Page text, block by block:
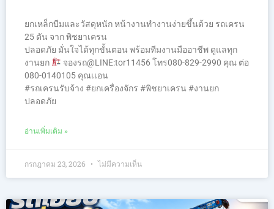
ยกเหล็กบีมและวัสดุหนัก หน้างานทำงานง่ายขึ้นด้วย รถเครน
25 ตัน จาก พิชยาเครน
ปลอดภัย มั่นใจได้ทุกขั้นตอน พร้อมทีมงานมืออาชีพ ดูแลทุก
งานยก
จองรถ@LINE:tor11456 โทร080-829-2990 คุณ ต่อ
080-0140105 คุณเเอน
#รถเครนรับจ้าง #ยกเครื่องจักร #พิชยาเครน #งานยก
ปลอดภัย
อ่านเพิ่มเติม »
กรกฎาคม 23, 2026 ไม่มีความเห็น